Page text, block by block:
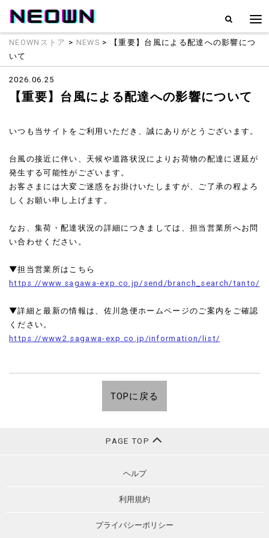
NEOWNストア > NEWS > 【重要】台風による配達への影響につ
いて
2026.06.25
【重要】台風による配達への影響について
いつも当サイトをご利用いただき、誠にありがとうございます。
台風の接近に伴い、天候や道路状況によりお荷物の配達に遅延が
発生する可能性がございます。
お客さまには大変ご迷惑をお掛けいたしますが、ご了承の程よろ
しくお願い申し上げます。
なお、集荷・配達状況の詳細につきましては、担当営業所へお問
い合わせください。
▼担当営業所はこちら
https://www.sagawa-exp.co.jp/send/branch_search/tanto/
▼詳細と最新の情報は、佐川急便ホームページのご案内をご確認
ください。
https://www2.sagawa-exp.co.jp/information/list/
TOPに戻る
PAGE TOP
ヘルプ
利用規約
プライバシーポリシー